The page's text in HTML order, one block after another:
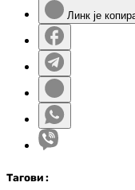
Линк је
Тагови :